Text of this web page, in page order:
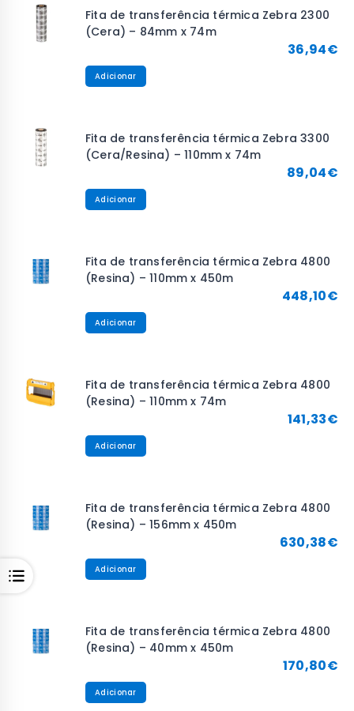
Fita de transferência térmica Zebra 2300
(Cera) – 84mm x 74m
36,94€
Adicionar
Fita de transferência térmica Zebra 3300
(Cera/Resina) – 110mm x 74m
89,04€
Adicionar
Fita de transferência térmica Zebra 4800
(Resina) – 110mm x 450m
448,10€
Adicionar
Fita de transferência térmica Zebra 4800
(Resina) – 110mm x 74m
141,33€
Adicionar
Fita de transferência térmica Zebra 4800
(Resina) – 156mm x 450m
630,38€
Adicionar
Fita de transferência térmica Zebra 4800
(Resina) – 40mm x 450m
170,80€
Adicionar